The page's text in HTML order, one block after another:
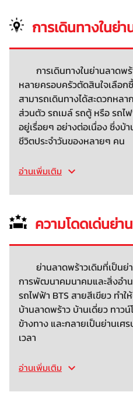
การเดินทางในย่
การเดินทางในย่านลาดพ
หลายครอบครัวตัดสินใจเลือก
สามารถเดินทางได้สะดวกหล
ส่วนตัว รถเมล์ รถตู้ หรือ รถ
อยู่เรื่อยๆ อย่างต่อเนื่อง ซึ่งบ้
ชีวิตประจำวันของหลายๆ คน
อ่านเพิ่มเติม
ความโดดเด่นย่า
ย่านลาดพร้าวเดิมที่เป็น
การพัฒนาคมนาคมและสิ่งอำ
รถไฟฟ้า BTS สายสีเขียว ทำ
บ้านลาดพร้าว บ้านเดี่ยว ทาว
ข้างทาง และกลายเป็นย่านเ
เวลา
อ่านเพิ่มเติม